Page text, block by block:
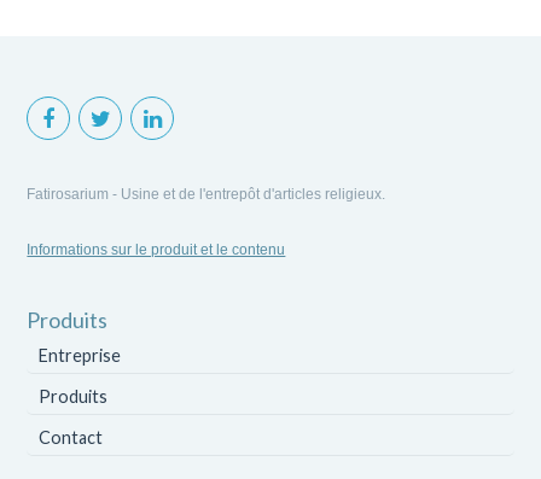
Fatirosarium - Usine et de l'entrepôt d'articles religieux.
Informations sur le produit et le contenu
Produits
Entreprise
Produits
Contact